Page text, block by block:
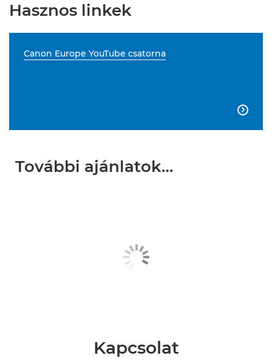
Hasznos linkek
Canon Europe YouTube csatorna

További ajánlatok…
Kapcsolat